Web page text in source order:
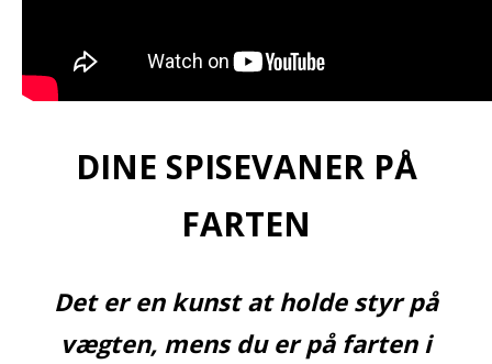
DINE SPISEVANER PÅ
FARTEN
Det er en kunst at holde styr på
vægten, mens du er på farten i